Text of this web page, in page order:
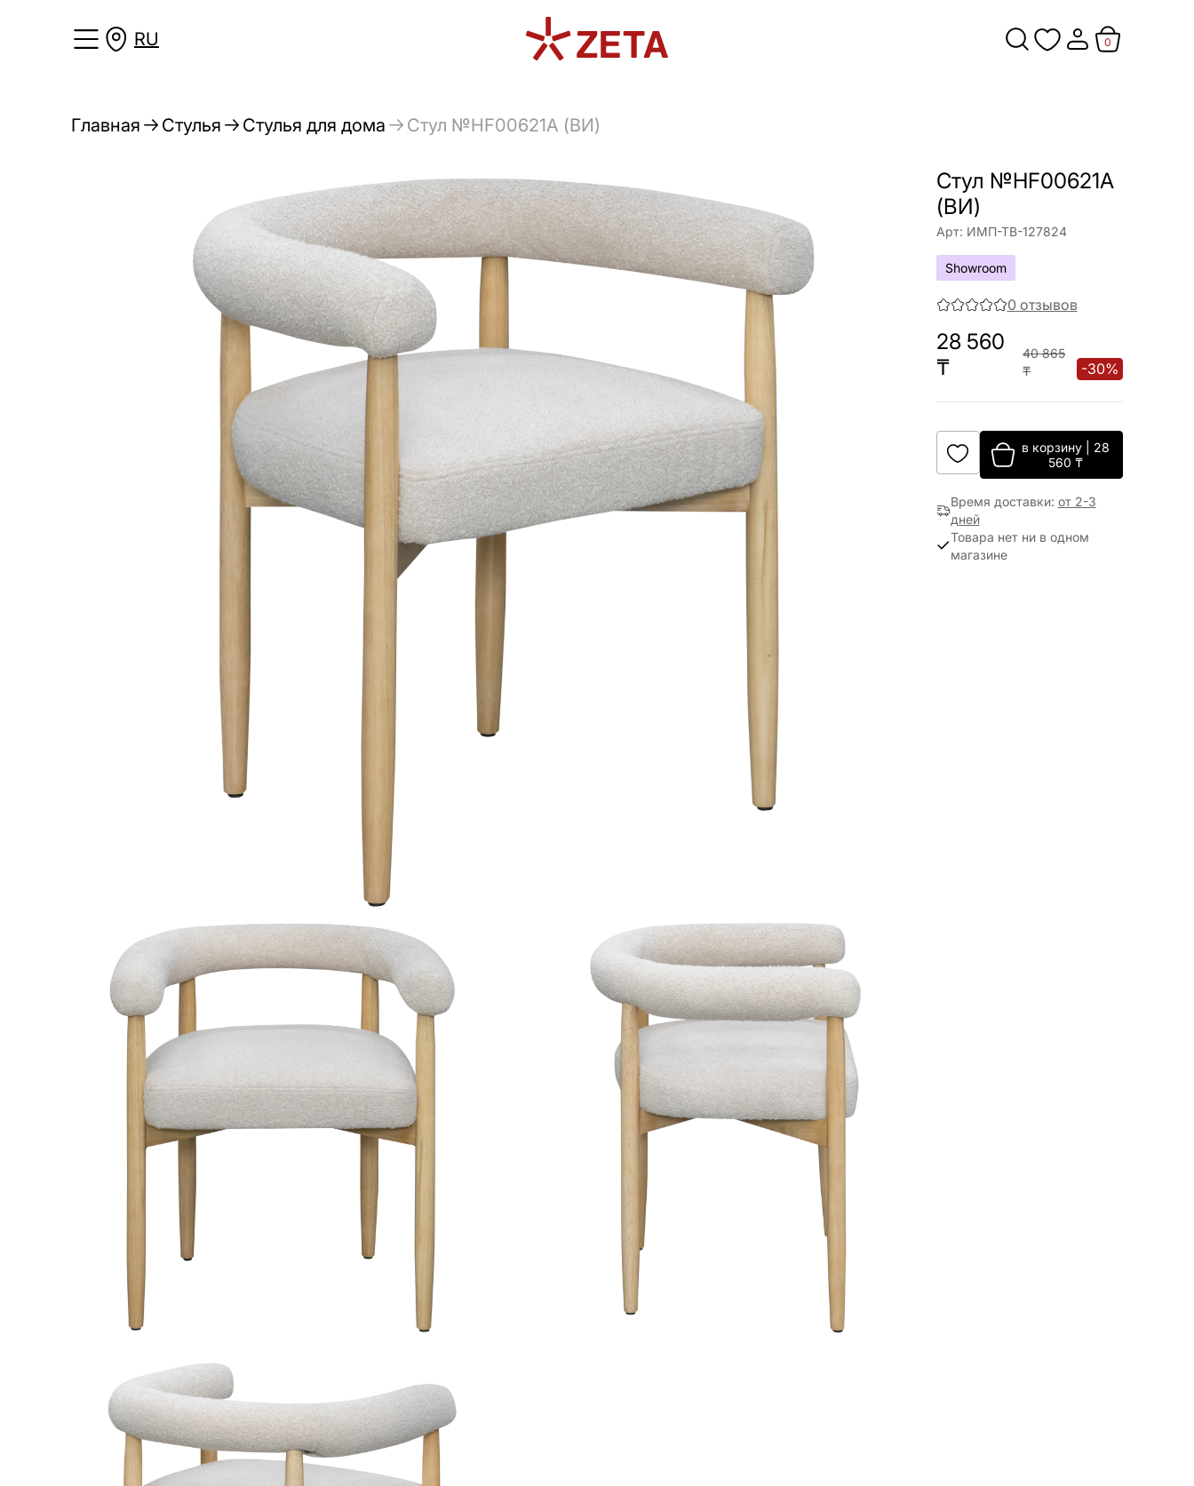
RU 0
Главная Стулья Стулья для дома Стул №HF00621A (ВИ)
Стул №HF00621A
(ВИ)
Арт: ИМП-ТВ-127824
Showroom
0 отзывов
28 560
₸
40 865
₸
-30%
в корзину| 28
560 ₸
Время доставки: от 2-3
дней
Товара нет ни в одном
магазине